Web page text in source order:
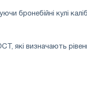
бронебійні кулі
які визначають